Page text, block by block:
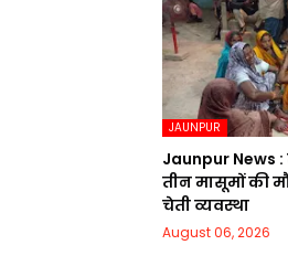
JAUNPUR
Jaunpur News
तीन मासूमों की
चेती व्यवस्था
August 06, 2026